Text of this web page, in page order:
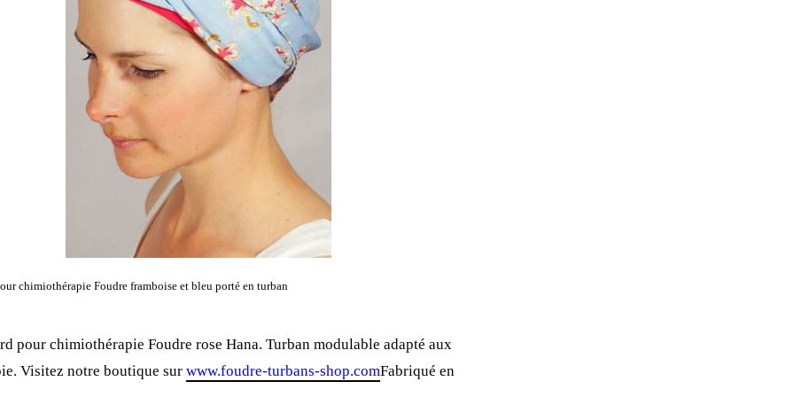
chimiothérapie Foudre framboise et bleu porté en turban
pour chimiothérapie Foudre rose Hana. Turban modulable adapté aux
Visitez notre boutique sur www.foudre-turbans-shop.comFabriqué en